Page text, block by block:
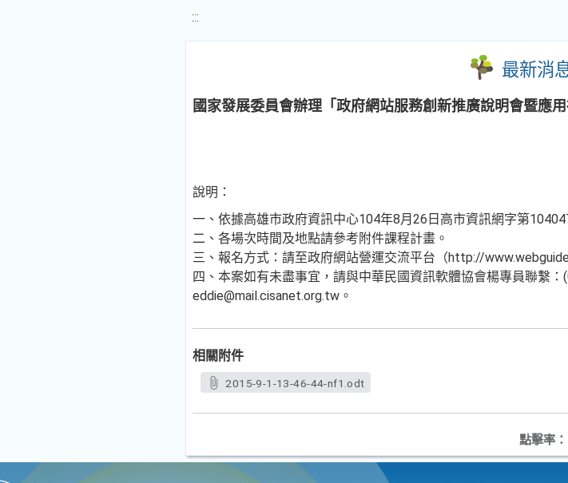
:::
最新消
國家發展委員會辦理「政府網站服務創新推廣說明會暨應
說明：
一、依據高雄市政府資訊中心104年8月26日高市資訊網字第
二、各場次時間及地點請參考附件課程計畫。
三、報名方式：請至政府網站營運交流平台（http://
四、本案如有未盡事宜，請與中華民國資訊軟體協會楊專員聯繫：
eddie@mail.cisanet.org.tw。
相關附件
2015-9-1-13-46-44-nf1.odt
點擊率：